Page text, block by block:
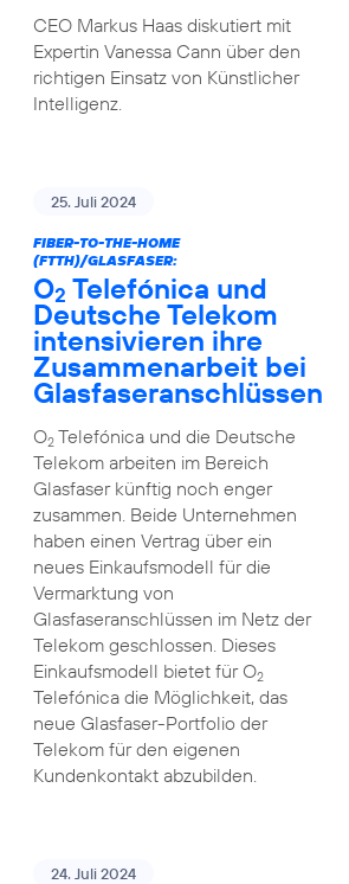
CEO Markus Haas diskutiert mit
Expertin Vanessa Cann über den
richtigen Einsatz von Künstlicher
Intelligenz.
25. Juli 2024
FIBER-TO-THE-HOME
(FTTH)/GLASFASER:
O2 Telefónica und
Deutsche Telekom
intensivieren ihre
Zusammenarbeit bei
Glasfaseranschlüssen
O2Telefónica und die Deutsche
Telekom arbeiten im Bereich
Glasfaser künftig noch enger
zusammen. Beide Unternehmen
haben einen Vertrag über ein
neues Einkaufsmodell für die
Vermarktung von
Glasfaseranschlüssen im Netz der
Telekom geschlossen. Dieses
Einkaufsmodell bietet für O2
Telefónica die Möglichkeit, das
neue Glasfaser-Portfolio der
Telekom für den eigenen
Kundenkontakt abzubilden.
24. Juli 2024